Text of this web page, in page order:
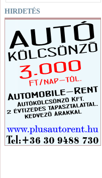
HIRDETÉS